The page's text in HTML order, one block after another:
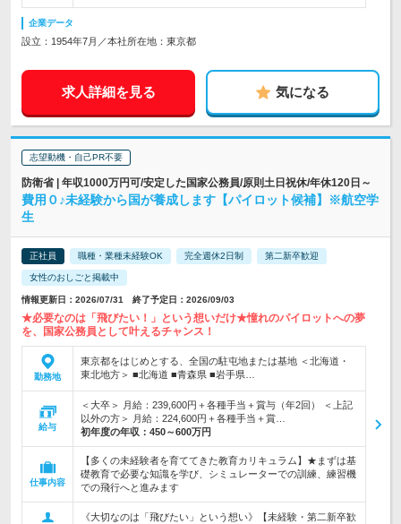
企業データ
設立：1954年7月／本社所在地：東京都
求人詳細を見る 気になる
志望動機・自己PR不要
防衛省 | 年収1000万円可/安定した国家公務員/原則土日祝休/年休120日～
費用０♪未経験から国が養成します【パイロット候補】※航空学
生
正社員 職種・業種未経験OK 完全週休2日制 第二新卒歓迎
女性のおしごと掲載中
情報更新日：2026/07/31 終了予定日：2026/09/03
★必要なのは「飛びたい！」という想いだけ★憧れのパイロットへの夢
を、国家公務員として叶えるチャンス！
勤務地
東京都をはじめとする、全国の駐屯地または基地 ＜北海道・
東北地方＞ ■北海道 ■青森県 ■岩手県…
給与
＜大卒＞ 月給：239,600円＋各種手当＋賞与（年2回） ＜上記
以外の方＞ 月給：224,600円＋各種手当＋賞…
初年度の年収： 450～600万円
仕事内容
【多くの未経験者を育ててきた教育カリキュラム】★まずは基
礎教育で必要な知識を学び、シミュレーターでの訓練、練習機
での飛行へと進みます
《大切なのは「飛びたい」という想い》【未経験・第二新卒歓